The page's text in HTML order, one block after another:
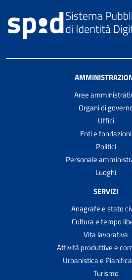
Aree
Organi di
Uffici
Enti e fondazioni
Politici
Personale
Luoghi
SERVIZI
Anagrafe e stato
Cultura e tempo
Vita lavorativa
Attività produttive e
Urbanistica e
Turismo